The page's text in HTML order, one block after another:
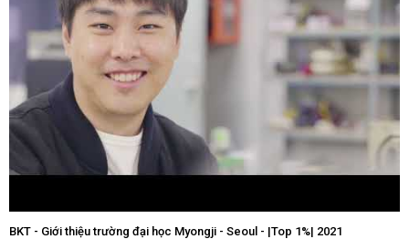
BKT - Giới thiệu trường đại học Myongji - Seoul - |Top 1%| 2021